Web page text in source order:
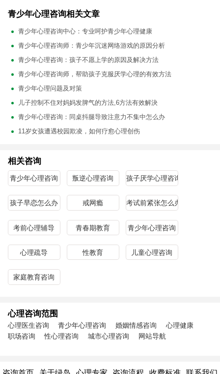
青少年心理咨询相关文章
青少年心理咨询中心：专业呵护青少年心理健康
青少年心理咨询师：青少年沉迷网络游戏的原因分析
青少年心理咨询：孩子不愿上学的原因及解决方法
青少年心理咨询师，帮助孩子克服厌学心理的有效方法
青少年心理问题及对策
儿子控制不住对妈妈发脾气的方法,6方法有效解決
青少年心理咨询：同桌抖腿导致注意力不集中怎么办
11岁女孩遭遇校园欺凌，如何疗愈心理创伤
相关咨询
青少年心理咨询 叛逆心理咨询 孩子厌学心理咨询
孩子早恋怎么办 戒网瘾 考试前紧张怎么办
考前心理辅导 青春期教育 青少年心理咨询
心理疏导 性教育 儿童心理咨询
家庭教育咨询
心理咨询范围
心理医生咨询 青少年心理咨询 婚姻情感咨询
心理健康
职场咨询
性心理咨询 城市心理咨询 网站导航